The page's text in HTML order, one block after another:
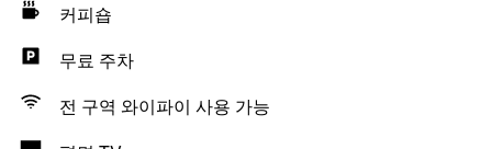
커피숍
무료 주차
전 구역 와이파이 사용 가능